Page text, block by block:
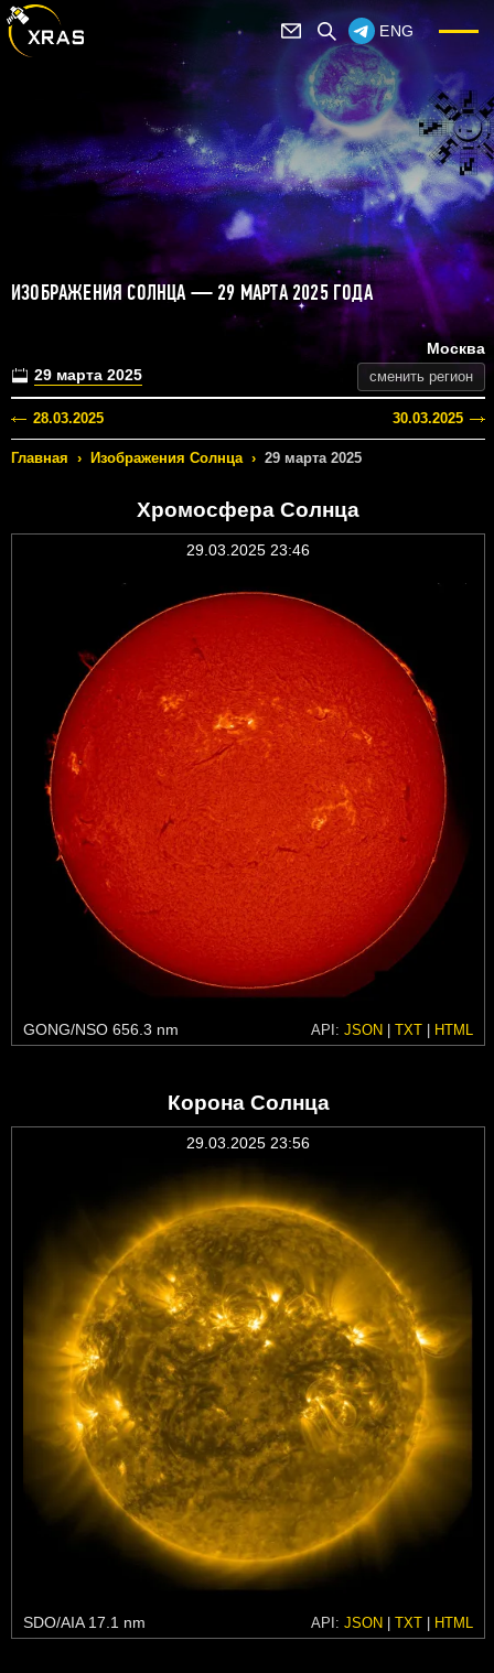
ENG
ИЗОБРАЖЕНИЯ СОЛНЦА — 29 МАРТА 2025 ГОДА
29 марта 2025
Москва
сменить регион
28.03.2025 30.03.2025
Главная › Изображения Солнца › 29 марта 2025
Хромосфера Солнца
29.03.2025 23:46
GONG/NSO 656.3 nm API: JSON | TXT | HTML
Корона Солнца
29.03.2025 23:56
SDO/AIA 17.1 nm API: JSON | TXT | HTML